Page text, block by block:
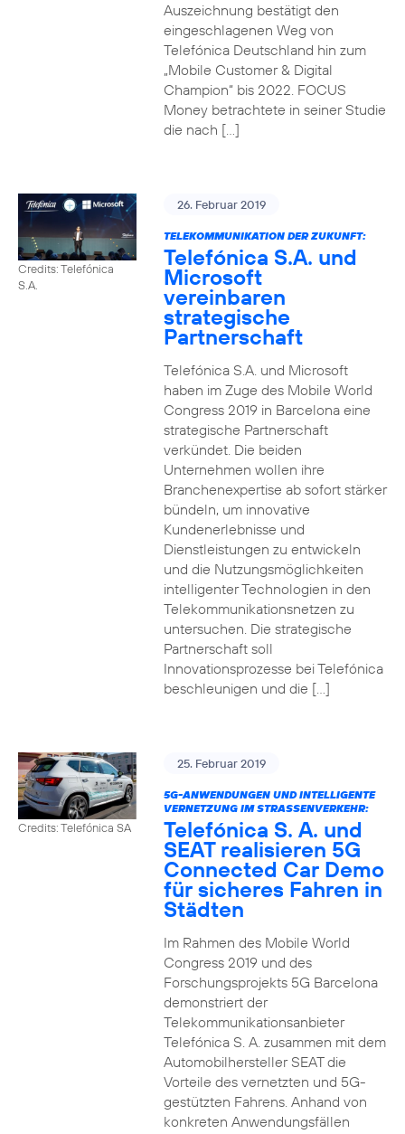
Auszeichnung bestätigt den
eingeschlagenen Weg von
Telefónica Deutschland hin zum
„Mobile Customer & Digital
Champion“ bis 2022. FOCUS
Money betrachtete in seiner Studie
die nach […]
Credits: Telefónica
S.A.
26. Februar 2019
TELEKOMMUNIKATION DER ZUKUNFT:
Telefónica S.A. und
Microsoft
vereinbaren
strategische
Partnerschaft
Telefónica S.A. und Microsoft
haben im Zuge des Mobile World
Congress 2019 in Barcelona eine
strategische Partnerschaft
verkündet. Die beiden
Unternehmen wollen ihre
Branchenexpertise ab sofort stärker
bündeln, um innovative
Kundenerlebnisse und
Dienstleistungen zu entwickeln
und die Nutzungsmöglichkeiten
intelligenter Technologien in den
Telekommunikationsnetzen zu
untersuchen. Die strategische
Partnerschaft soll
Innovationsprozesse bei Telefónica
beschleunigen und die […]
Credits: Telefónica SA
25. Februar 2019
5G-ANWENDUNGEN UND INTELLIGENTE
VERNETZUNG IM STRASSENVERKEHR:
Telefónica S. A. und
SEAT realisieren 5G
Connected Car Demo
für sicheres Fahren in
Städten
Im Rahmen des Mobile World
Congress 2019 und des
Forschungsprojekts 5G Barcelona
demonstriert der
Telekommunikationsanbieter
Telefónica S. A. zusammen mit dem
Automobilhersteller SEAT die
Vorteile des vernetzten und 5G-
gestützten Fahrens. Anhand von
konkreten Anwendungsfällen